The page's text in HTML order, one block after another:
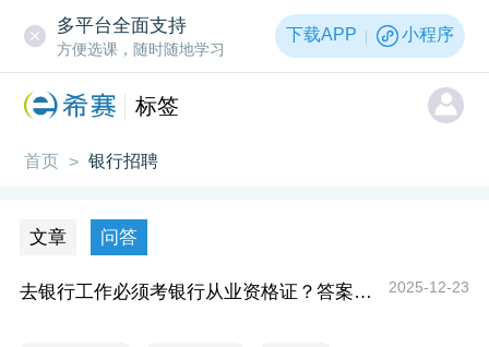
多平台全面支持
方便选课，随时随地学习
下载APP 小程序
标签
首页 > 银行招聘
文章 问答
去银行工作必须考银行从业资格证？答案来了！ 2025-12-23